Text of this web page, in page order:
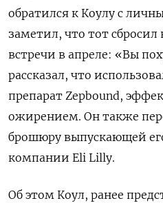
обратился к Коулу с
заметил, что тот сбросил
встречи в апреле: «Вы
рассказал, что
препарат Zepbound,
ожирением. Он также
брошюру выпускающей
компании Eli Lilly.
Об этом Коул, ранее